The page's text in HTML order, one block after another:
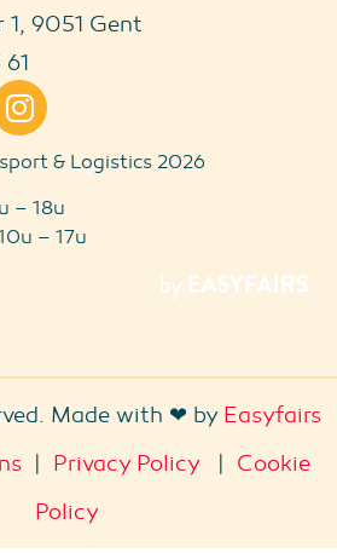
9051 Gent
& Logistics 2026
– 18u
– 17u
Made with ❤ by Easyfairs
| Privacy Policy| Cookie
Policy